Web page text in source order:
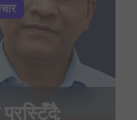
प्रस्टिँदै: